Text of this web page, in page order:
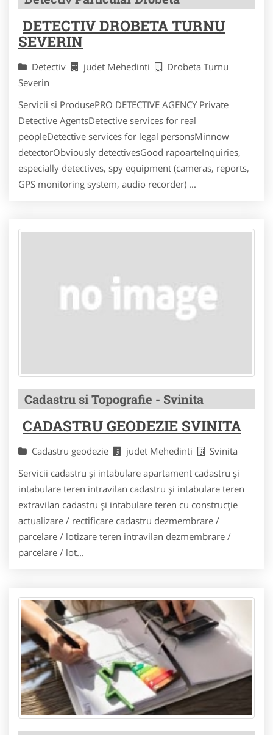
DETECTIV DROBETA TURNU
SEVERIN
Detectiv judet Mehedinti
Drobeta Turnu
Severin
Servicii si ProdusePRO DETECTIVE AGENCY Private
Detective AgentsDetective services for real
peopleDetective services for legal personsMinnow
detectorObviously detectivesGood rapoarteInquiries,
especially detectives, spy equipment (cameras, reports,
GPS monitoring system, audio recorder) ...
Cadastru si Topografie - Svinita
CADASTRU GEODEZIE SVINITA
Cadastru geodezie judet Mehedinti
Svinita
Servicii cadastru și intabulare apartament cadastru și
intabulare teren intravilan cadastru și intabulare teren
extravilan cadastru și intabulare teren cu construcție
actualizare / rectificare cadastru dezmembrare /
parcelare / lotizare teren intravilan dezmembrare /
parcelare / lot...